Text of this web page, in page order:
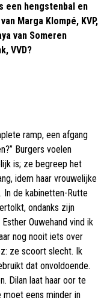
een hengstenbal en
Marga Klompé, KVP,
van Someren
VVD?
ramp, een afgang
Burgers voelen
is; ze begreep het
idem haar vrouwelijke
In de kabinetten-Rutte
ondanks zijn
Ouwehand vind ik
nog nooit iets over
ze scoort slecht. Ik
dat onvoldoende.
Dilan laat haar oor te
moet eens minder in